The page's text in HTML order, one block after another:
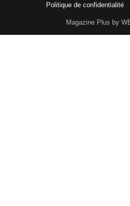
Politique de confidentialité
Magazine Plus by